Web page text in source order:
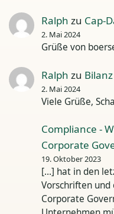
Ralph zu Cap-
2. Mai 2024
Grüße von
Ralph zu Bilanz
2. Mai 2024
Viele Grüße,
Compliance -
Corporate
19. Oktober 2023
[…] hat in den
Vorschriften
Corporate